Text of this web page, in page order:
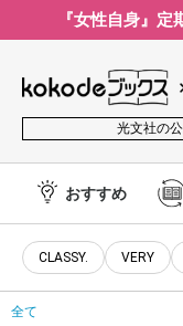
『女性自身』
光文社の
おすすめ
CLASSY. VERY
全て